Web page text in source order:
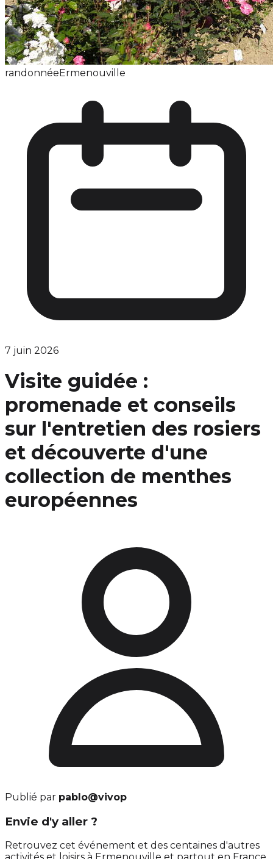
randonnéeErmenouville
7 juin 2026
Visite guidée :
promenade et conseils
sur l'entretien des rosiers
et découverte d'une
collection de menthes
européennes
Publié par pablo@vivop
Envie d'y aller ?
Retrouvez cet événement et des centaines d'autres